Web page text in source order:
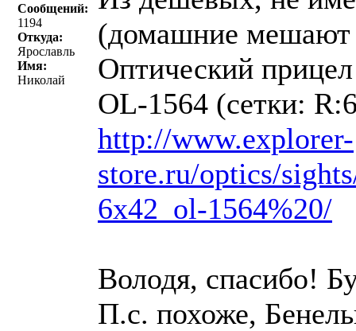
Сообщений:
1194
Откуда:
Ярославль
Имя:
Николай
(домашние мешают
Оптический
OL-1564 (сетки:
http://www.explorer-
store.ru/optics/
6x42_ol-1564%20/
Володя, спасибо!
П.с. похоже,